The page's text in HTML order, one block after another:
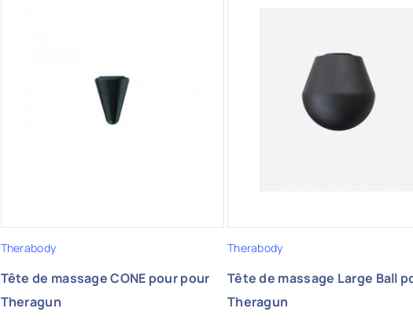
Therabody
Tête de massage CONE pour pour
Theragun
Therabody
Tête de massage Large Ball
Theragun